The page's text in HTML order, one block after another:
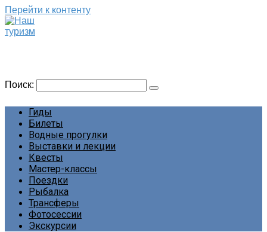
Перейти к контенту
Поиск:
Гиды
Билеты
Водные прогулки
Выставки и лекции
Квесты
Мастер-классы
Поездки
Рыбалка
Трансферы
Фотосессии
Экскурсии